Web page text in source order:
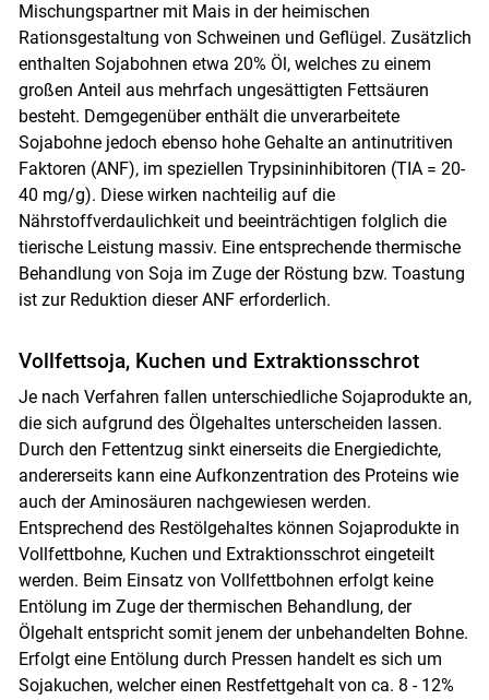
Mischungspartner mit Mais in der heimischen
Rationsgestaltung von Schweinen und Geflügel. Zusätzlich
enthalten Sojabohnen etwa 20% Öl, welches zu einem
großen Anteil aus mehrfach ungesättigten Fettsäuren
besteht. Demgegenüber enthält die unverarbeitete
Sojabohne jedoch ebenso hohe Gehalte an antinutritiven
Faktoren (ANF), im speziellen Trypsininhibitoren (TIA = 20-
40 mg/g). Diese wirken nachteilig auf die
Nährstoffverdaulichkeit und beeinträchtigen folglich die
tierische Leistung massiv. Eine entsprechende thermische
Behandlung von Soja im Zuge der Röstung bzw. Toastung
ist zur Reduktion dieser ANF erforderlich.
Vollfettsoja, Kuchen und Extraktionsschrot
Je nach Verfahren fallen unterschiedliche Sojaprodukte an,
die sich aufgrund des Ölgehaltes unterscheiden lassen.
Durch den Fettentzug sinkt einerseits die Energiedichte,
andererseits kann eine Aufkonzentration des Proteins wie
auch der Aminosäuren nachgewiesen werden.
Entsprechend des Restölgehaltes können Sojaprodukte in
Vollfettbohne, Kuchen und Extraktionsschrot eingeteilt
werden. Beim Einsatz von Vollfettbohnen erfolgt keine
Entölung im Zuge der thermischen Behandlung, der
Ölgehalt entspricht somit jenem der unbehandelten Bohne.
Erfolgt eine Entölung durch Pressen handelt es sich um
Sojakuchen, welcher einen Restfettgehalt von ca. 8 - 12%